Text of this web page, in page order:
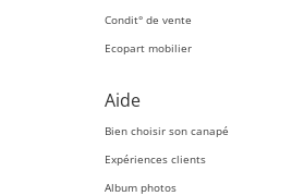
Condit° de vente
Ecopart mobilier
Aide
Bien choisir son canapé
Expériences clients
Album photos